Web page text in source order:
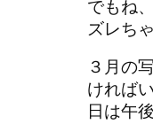
でもね
ズレち
３月の
ければ
日は午